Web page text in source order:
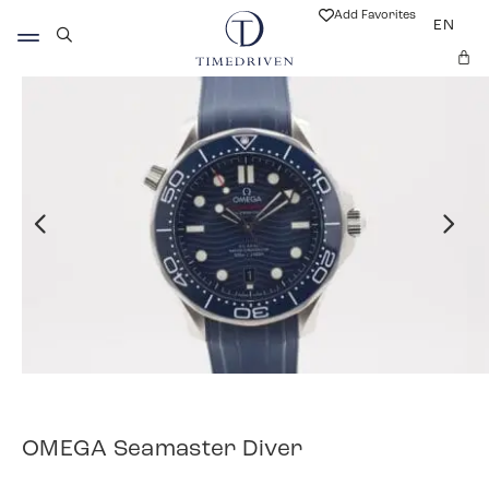
Add Favorites
EN
OMEGA Seamaster Diver